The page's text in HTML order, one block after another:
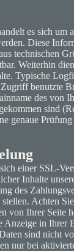
es sich
Diese
technischen
Weiterhin
Typische
benutzte
des von
sind
genaue
einer SSL-
Inhalte
des
stellen. Achten
von Ihrer Seite
Anzeige in Ihrer
sind nicht
nur bei